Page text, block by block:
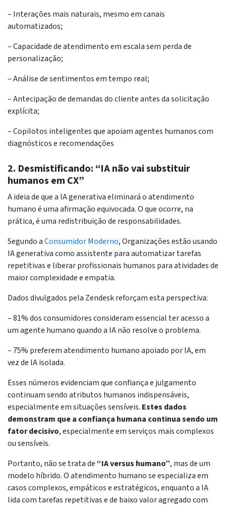
– Interações mais naturais, mesmo em canais
automatizados;
– Capacidade de atendimento em escala sem perda de
personalização;
– Análise de sentimentos em tempo real;
– Antecipação de demandas do cliente antes da solicitação
explícita;
– Copilotos inteligentes que apoiam agentes humanos com
diagnósticos e recomendações
2. Desmistificando: “IA não vai substituir
humanos em CX”
A ideia de que a IA generativa eliminará o atendimento
humano é uma afirmação equivocada. O que ocorre, na
prática, é uma redistribuição de responsabilidades.
Segundo aConsumidor Moderno, Organizações estão usando
IA generativa como assistente para automatizar tarefas
repetitivas e liberar profissionais humanos para atividades de
maior complexidade e empatia.
Dados divulgados pela Zendesk reforçam esta perspectiva:
– 81% dos consumidores consideram essencial ter acesso a
um agente humano quando a IA não resolve o problema.
– 75% preferem atendimento humano apoiado por IA, em
vez de IA isolada.
Esses números evidenciam que confiança e julgamento
continuam sendo atributos humanos indispensáveis,
especialmente em situações sensíveis. Estes dados
demonstram que a confiança humana continua sendo um
fator decisivo, especialmente em serviços mais complexos
ou sensíveis.
Portanto, não se trata de“IA versus humano”, mas de um
modelo híbrido. O atendimento humano se especializa em
casos complexos, empáticos e estratégicos, enquanto a IA
lida com tarefas repetitivas e de baixo valor agregado com